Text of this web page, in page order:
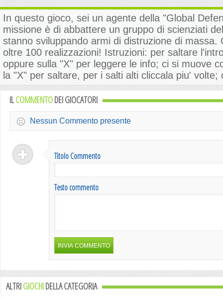
In questo gioco, sei un agente della "Global
missione è di abbattere un gruppo di scienziati
stanno sviluppando armi di distruzione di massa.
oltre 100 realizzazioni! Istruzioni: per saltare
oppure sulla "X" per leggere le info; ci si muove
la "X" per saltare, per i salti alti cliccala piu'
ILCOMMENTODEI GIOCATORI
Nessun Commento presente
Titolo Commento
Testo commento
ALTRIGIOCHIDELLA CATEGORIA